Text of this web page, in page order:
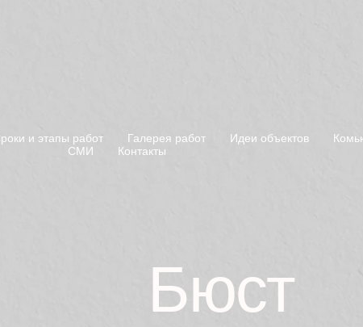
и этапы работ Галерея работ Идеи объектов
СМИ
Контакты
Бюст